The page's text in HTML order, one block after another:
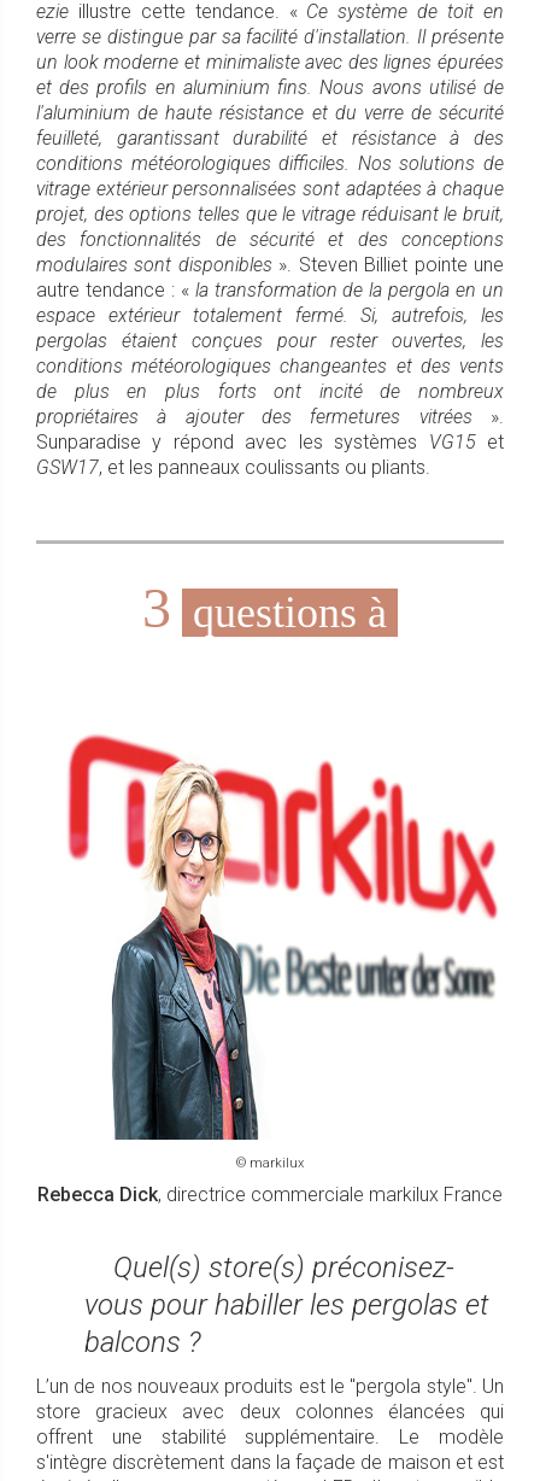
ezie illustre cette tendance. « Ce système de toit en
verre se distingue par sa facilité d'installation. Il présente
un look moderne et minimaliste avec des lignes épurées
et des profils en aluminium fins. Nous avons utilisé de
l'aluminium de haute résistance et du verre de sécurité
feuilleté, garantissant durabilité et résistance à des
conditions météorologiques difficiles. Nos solutions de
vitrage extérieur personnalisées sont adaptées à chaque
projet, des options telles que le vitrage réduisant le bruit,
des fonctionnalités de sécurité et des conceptions
modulaires sont disponibles ». Steven Billiet pointe une
autre tendance : « la transformation de la pergola en un
espace extérieur totalement fermé. Si, autrefois, les
pergolas étaient conçues pour rester ouvertes, les
conditions météorologiques changeantes et des vents
de plus en plus forts ont incité de nombreux
propriétaires à ajouter des fermetures vitrées ».
Sunparadise y répond avec les systèmes VG15et
GSW17, et les panneaux coulissants ou pliants.
3 questions à
© markilux
Rebecca Dick, directrice commerciale markilux France
Quel(s) store(s) préconisez-
vous pour habiller les pergolas et
balcons ?
L’un de nos nouveaux produits est le "pergola style". Un
store gracieux avec deux colonnes élancées qui
offrent une stabilité supplémentaire. Le modèle
s'intègre discrètement dans la façade de maison et est